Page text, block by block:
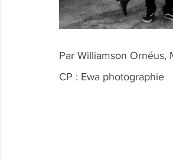
Par Williamson Ornéus,
CP : Ewa photographie